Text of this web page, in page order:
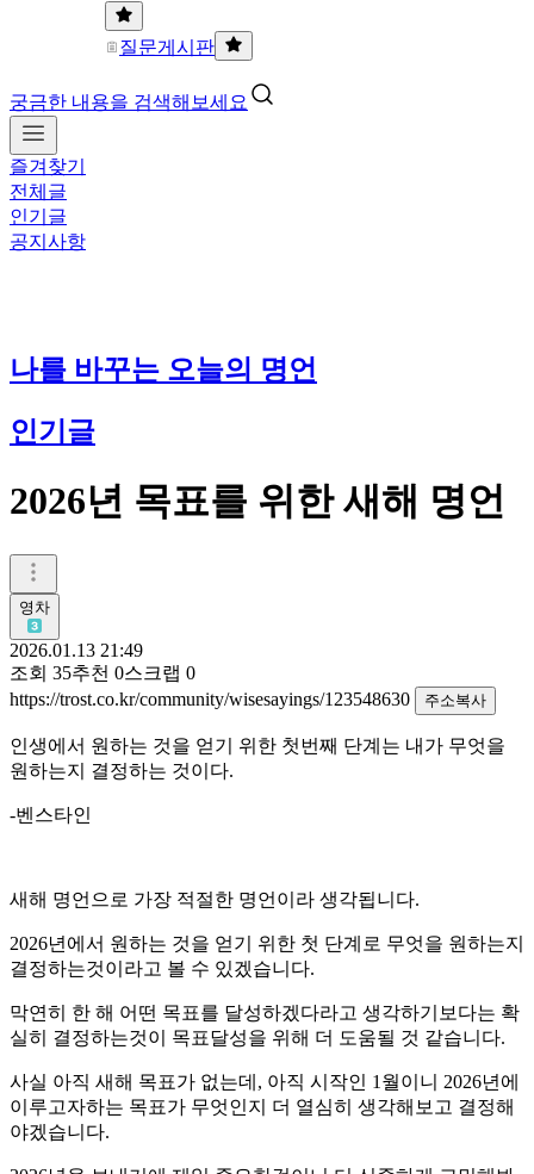
질문게시판
궁금한 내용을 검색해보세요
즐겨찾기
전체글
인기글
공지사항
나를 바꾸는 오늘의 명언
인기글
2026년 목표를 위한 새해 명언
영차
2026.01.13 21:49
조회 35추천 0스크랩 0
https://trost.co.kr/community/wisesayings/123548630
주소복사
인생에서 원하는 것을 얻기 위한 첫번째 단계는 내가 무엇을
원하는지 결정하는 것이다.
-벤스타인
새해 명언으로 가장 적절한 명언이라 생각됩니다.
2026년에서 원하는 것을 얻기 위한 첫 단계로 무엇을 원하는지
결정하는것이라고 볼 수 있겠습니다.
막연히 한 해 어떤 목표를 달성하겠다라고 생각하기보다는 확
실히 결정하는것이 목표달성을 위해 더 도움될 것 같습니다.
사실 아직 새해 목표가 없는데, 아직 시작인 1월이니 2026년에
이루고자하는 목표가 무엇인지 더 열심히 생각해보고 결정해
야겠습니다.